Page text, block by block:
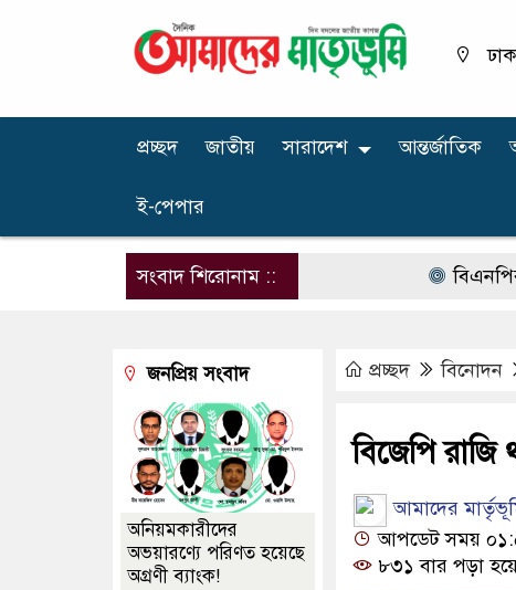
প্রচ্ছদ জাতীয় সারাদেশ আন্তর্জাতিক
ই-পেপার
সংবাদ শিরোনাম :: বিএনপির
প্রচ্ছদ বিনোদন
বিজেপি
আমাদের
আপডেট সময়
৮৩১ বার পড়া
জনপ্রিয় সংবাদ
অনিয়মকারীদের
অভয়ারণ্যে পরিণত হয়েছে
অগ্রণী ব্যাংক!